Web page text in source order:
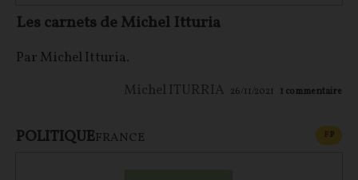
Les carnets de Michel Itturia
Par Michel Itturia.
Michel ITURRIA 26/11/2021 1 commentaire
POLITIQUEFRANCE FP